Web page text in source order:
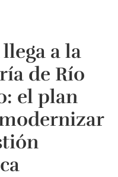
a la
de Río
el plan